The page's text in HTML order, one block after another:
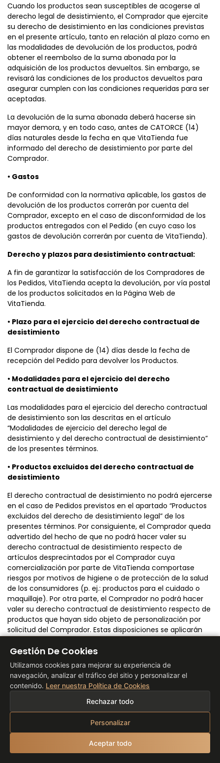
Cuando los productos sean susceptibles de acogerse al
derecho legal de desistimiento, el Comprador que ejercite
su derecho de desistimiento en las condiciones previstas
en el presente artículo, tanto en relación al plazo como en
las modalidades de devolución de los productos, podrá
obtener el reembolso de la suma abonada por la
adquisición de los productos devueltos. Sin embargo, se
revisará las condiciones de los productos devueltos para
asegurar cumplen con las condiciones requeridas para ser
aceptadas.
La devolución de la suma abonada deberá hacerse sin
mayor demora, y en todo caso, antes de CATORCE (14)
días naturales desde la fecha en que VitaTienda fue
informado del derecho de desistimiento por parte del
Comprador.
• Gastos
De conformidad con la normativa aplicable, los gastos de
devolución de los productos correrán por cuenta del
Comprador, excepto en el caso de disconformidad de los
productos entregados con el Pedido (en cuyo caso los
gastos de devolución correrán por cuenta de VitaTienda).
Derecho y plazos para desistimiento contractual:
A fin de garantizar la satisfacción de los Compradores de
los Pedidos, VitaTienda acepta la devolución, por vía postal
de los productos solicitados en la Página Web de
VitaTienda.
• Plazo para el ejercicio del derecho contractual de
desistimiento
El Comprador dispone de (14) días desde la fecha de
recepción del Pedido para devolver los Productos.
• Modalidades para el ejercicio del derecho
contractual de desistimiento
Las modalidades para el ejercicio del derecho contractual
de desistimiento son las descritas en el artículo
“Modalidades de ejercicio del derecho legal de
desistimiento y del derecho contractual de desistimiento”
de los presentes términos.
• Productos excluidos del derecho contractual de
desistimiento
El derecho contractual de desistimiento no podrá ejercerse
en el caso de Pedidos previstos en el apartado “Productos
excluidos del derecho de desistimiento legal” de los
presentes términos. Por consiguiente, el Comprador queda
advertido del hecho de que no podrá hacer valer su
derecho contractual de desistimiento respecto de
artículos desprecintados por el Comprador cuya
comercialización por parte de VitaTienda comportase
riesgos por motivos de higiene o de protección de la salud
de los consumidores (p. ej.: productos para el cuidado o
maquillaje). Por otra parte, el Comprador no podrá hacer
valer su derecho contractual de desistimiento respecto de
productos que hayan sido objeto de personalización por
solicitud del Comprador. Estas disposiciones se aplicarán
sin perjuicio de las garantías establecidas en el artículo
titulado “Garantías” de los presentes términos y
condiciones que se mantienen aplicables en su totalidad.
• Consecuencias del ejercicio del derecho contractual
de desistimiento
Cuando los productos sean susceptibles de acogerse al
derecho contractual de desistimiento, el Comprador que
ejercite su derecho de desistimiento en las condiciones
previstas en presente artículo, tanto en plazos como en
modalidades de devolución de los productos, podrá
Gestión De Cookies
Utilizamos cookies para mejorar su experiencia de
navegación, analizar el tráfico del sitio y personalizar el
contenido. Leer nuestra Política de Cookies
Rechazar todo
Personalizar
Aceptar todo